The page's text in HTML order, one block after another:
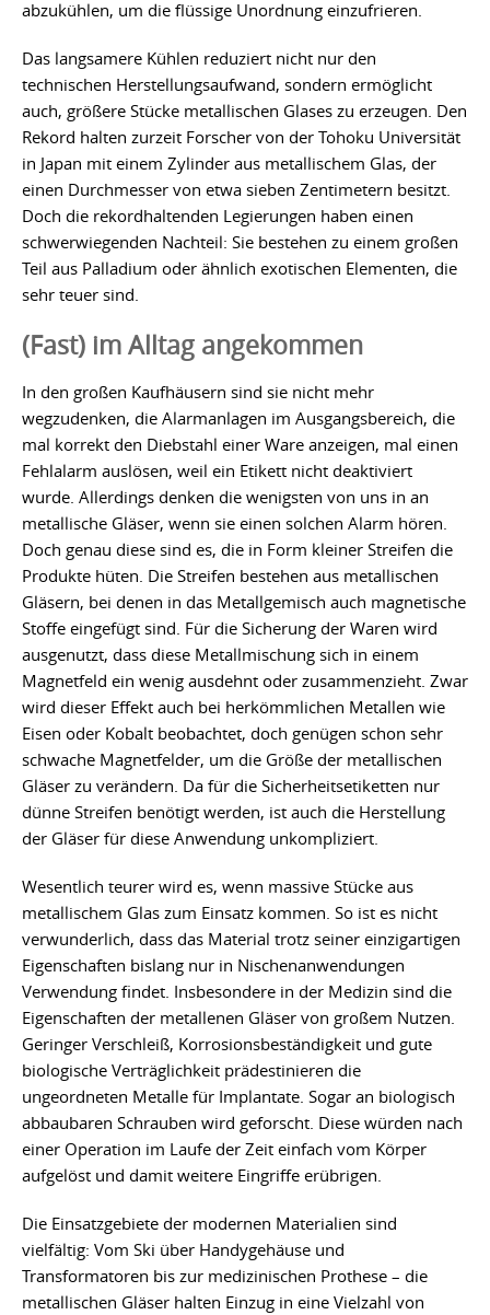
abzukühlen, um die flüssige Unordnung einzufrieren.
Das langsamere Kühlen reduziert nicht nur den
technischen Herstellungsaufwand, sondern ermöglicht
auch, größere Stücke metallischen Glases zu erzeugen. Den
Rekord halten zurzeit Forscher von der Tohoku Universität
in Japan mit einem Zylinder aus metallischem Glas, der
einen Durchmesser von etwa sieben Zentimetern besitzt.
Doch die rekordhaltenden Legierungen haben einen
schwerwiegenden Nachteil: Sie bestehen zu einem großen
Teil aus Palladium oder ähnlich exotischen Elementen, die
sehr teuer sind.
(Fast) im Alltag angekommen
In den großen Kaufhäusern sind sie nicht mehr
wegzudenken, die Alarmanlagen im Ausgangsbereich, die
mal korrekt den Diebstahl einer Ware anzeigen, mal einen
Fehlalarm auslösen, weil ein Etikett nicht deaktiviert
wurde. Allerdings denken die wenigsten von uns in an
metallische Gläser, wenn sie einen solchen Alarm hören.
Doch genau diese sind es, die in Form kleiner Streifen die
Produkte hüten. Die Streifen bestehen aus metallischen
Gläsern, bei denen in das Metallgemisch auch magnetische
Stoffe eingefügt sind. Für die Sicherung der Waren wird
ausgenutzt, dass diese Metallmischung sich in einem
Magnetfeld ein wenig ausdehnt oder zusammenzieht. Zwar
wird dieser Effekt auch bei herkömmlichen Metallen wie
Eisen oder Kobalt beobachtet, doch genügen schon sehr
schwache Magnetfelder, um die Größe der metallischen
Gläser zu verändern. Da für die Sicherheitsetiketten nur
dünne Streifen benötigt werden, ist auch die Herstellung
der Gläser für diese Anwendung unkompliziert.
Wesentlich teurer wird es, wenn massive Stücke aus
metallischem Glas zum Einsatz kommen. So ist es nicht
verwunderlich, dass das Material trotz seiner einzigartigen
Eigenschaften bislang nur in Nischenanwendungen
Verwendung findet. Insbesondere in der Medizin sind die
Eigenschaften der metallenen Gläser von großem Nutzen.
Geringer Verschleiß, Korrosionsbeständigkeit und gute
biologische Verträglichkeit prädestinieren die
ungeordneten Metalle für Implantate. Sogar an biologisch
abbaubaren Schrauben wird geforscht. Diese würden nach
einer Operation im Laufe der Zeit einfach vom Körper
aufgelöst und damit weitere Eingriffe erübrigen.
Die Einsatzgebiete der modernen Materialien sind
vielfältig: Vom Ski über Handygehäuse und
Transformatoren bis zur medizinischen Prothese – die
metallischen Gläser halten Einzug in eine Vielzahl von